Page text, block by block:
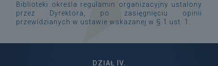
Biblioteki określa regulamin organizacyjny ustalony
przez Dyrektora, po zasięgnięciu opinii
przewidzianych w ustawie wskazanej w § 1 ust. 1.
DZIAŁ IV.